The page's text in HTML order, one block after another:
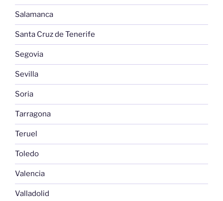
Salamanca
Santa Cruz de Tenerife
Segovia
Sevilla
Soria
Tarragona
Teruel
Toledo
Valencia
Valladolid